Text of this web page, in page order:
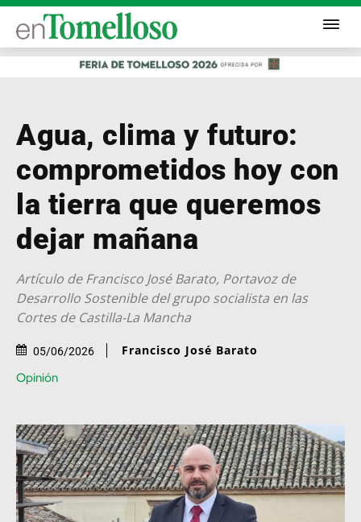
Agua, clima y futuro:
comprometidos hoy con
la tierra que queremos
dejar mañana
Artículo de Francisco José Barato, Portavoz de
Desarrollo Sostenible del grupo socialista en las
Cortes de Castilla-La Mancha
05/06/2026 Francisco José Barato
Opinión